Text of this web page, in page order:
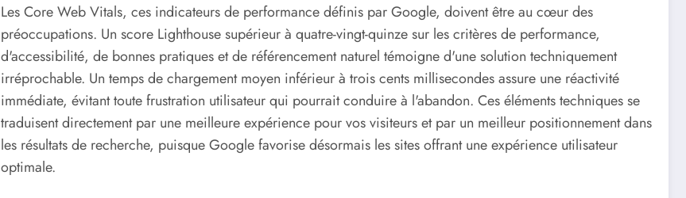
Les Core Web Vitals, ces indicateurs de performance définis par Google, doivent être au cœur des
préoccupations. Un score Lighthouse supérieur à quatre-vingt-quinze sur les critères de performance,
d'accessibilité, de bonnes pratiques et de référencement naturel témoigne d'une solution techniquement
irréprochable. Un temps de chargement moyen inférieur à trois cents millisecondes assure une réactivité
immédiate, évitant toute frustration utilisateur qui pourrait conduire à l'abandon. Ces éléments techniques se
traduisent directement par une meilleure expérience pour vos visiteurs et par un meilleur positionnement dans
les résultats de recherche, puisque Google favorise désormais les sites offrant une expérience utilisateur
optimale.